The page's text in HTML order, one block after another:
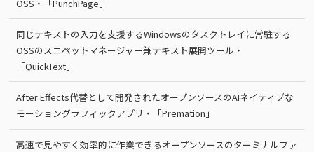
OSS・「PunchPage」
同じテキストの入力を支援するWindowsのタスクトレイに常駐する
OSSのスニペットマネージャー兼テキスト展開ツール・
「QuickText」
After Effects代替として開発されたオープンソースのAIネイティブな
モーショングラフィックアプリ・「Premation」
高速で見やすく効率的に作業できるオープンソースのターミナルファ